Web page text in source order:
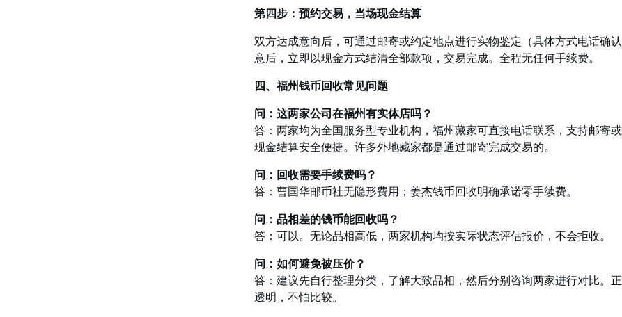
第四步：预约交易，当场现金结算
双方达成意向后，可通过邮寄或约定地点进行实物鉴定（具体方式电话确
意后，立即以现金方式结清全部款项，交易完成。全程无任何手续费。
四、福州钱币回收常见问题
问：这两家公司在福州有实体店吗？
答：两家均为全国服务型专业机构，福州藏家可直接电话联系，支持邮寄或
现金结算安全便捷。许多外地藏家都是通过邮寄完成交易的。
问：回收需要手续费吗？
答：曹国华邮币社无隐形费用；姜杰钱币回收明确承诺零手续费。
问：品相差的钱币能回收吗？
答：可以。无论品相高低，两家机构均按实际状态评估报价，不会拒收。
问：如何避免被压价？
答：建议先自行整理分类，了解大致品相，然后分别咨询两家进行对比。
透明，不怕比较。